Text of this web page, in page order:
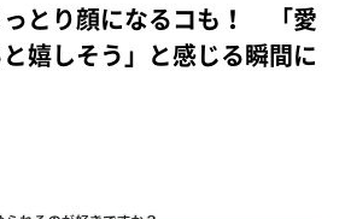
っとり顔になるコも！ 「愛
嬉しそう」と感じる瞬間に